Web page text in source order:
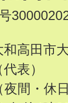
高田市
表）
夜間・休